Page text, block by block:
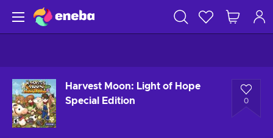
Harvest Moon: Light of Hope
Special Edition
0